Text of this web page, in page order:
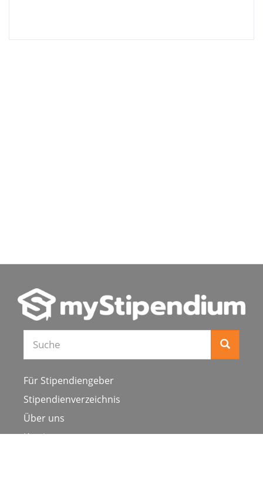
Suche
Für Stipendiengeber
Stipendienverzeichnis
Über uns
Karriere